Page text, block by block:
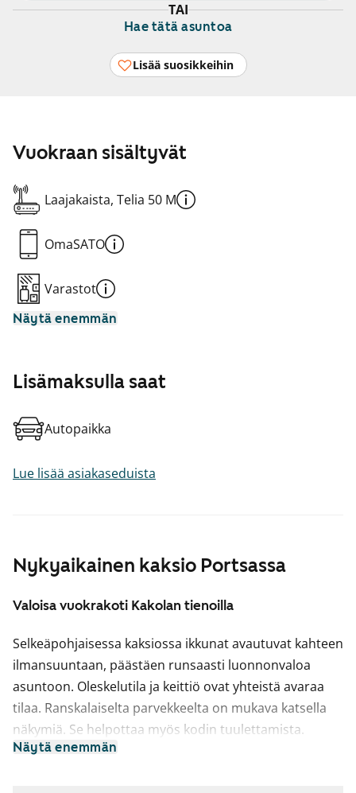
TAI
Hae tätä asuntoa
Lisää suosikkeihin
Nykyaikainen kaksio Portsassa
Valoisa vuokrakoti Kakolan tienoilla
Selkeäpohjaisessa kaksiossa ikkunat avautuvat kahteen
ilmansuuntaan, päästäen runsaasti luonnonvaloa
asuntoon. Oleskelutila ja keittiö ovat yhteistä avaraa
tilaa. Ranskalaiselta parvekkeelta on mukava katsella
näkymiä. Se helpottaa myös kodin tuulettamista.
Näytä enemmän
Vuokraan sisältyvät
Laajakaista, Telia 50 M
OmaSATO
Varastot
Näytä enemmän
Lisämaksulla saat
Autopaikka
Lue lisää asiakaseduista